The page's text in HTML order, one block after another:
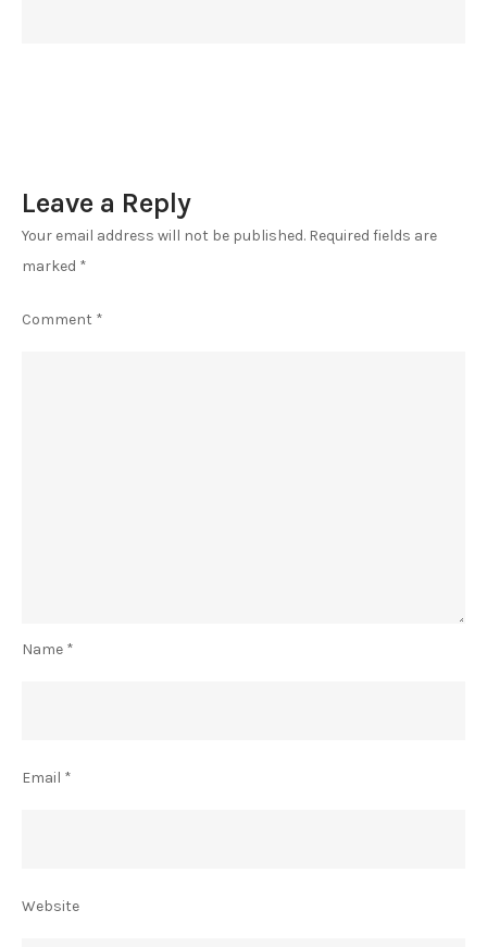
Leave a Reply
Your email address will not be published. Required fields are
marked *
Comment *
Name *
Email *
Website